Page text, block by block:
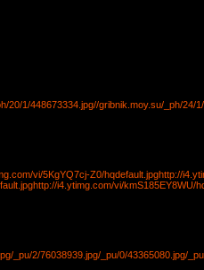
20/1/448673334.jpg//gribnik.moy.su/_ph/24/
vi/5KgYQ7cj-Z0/hqdefault.jpghttp://
http://i4.ytimg.com/vi/kmS185EY8WU/
/_pu/2/76038939.jpg/_pu/0/43365080.jpg/